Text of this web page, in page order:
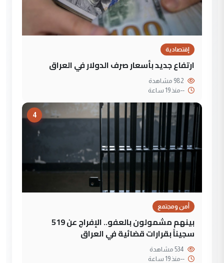
إقتصادية
ارتفاع جديد بأسعار صرف الدولار في العراق
--منذ 19 ساعة
4
أمن ومجتمع
بينهم مشمولون بالعفو.. الإفراج عن 519
سجيناً بقرارات قضائية في العراق
--منذ 19 ساعة